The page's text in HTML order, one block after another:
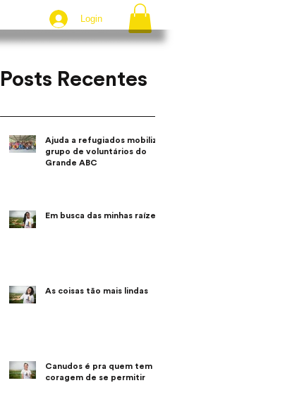
Login
Posts Recentes
Ajuda a refugiados mobiliza
grupo de voluntários do
Grande ABC
Em busca das minhas raízes
As coisas tão mais lindas
Canudos é pra quem tem a
coragem de se permitir